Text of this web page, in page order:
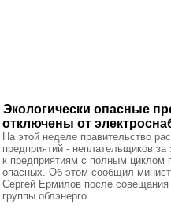
Экологически опасные
отключены от
На этой неделе правительство
предприятий - неплательщиков за
к предприятиям с полным циклом
опасных. Об этом сообщил
Сергей Ермилов после совещания
группы облэнерго.